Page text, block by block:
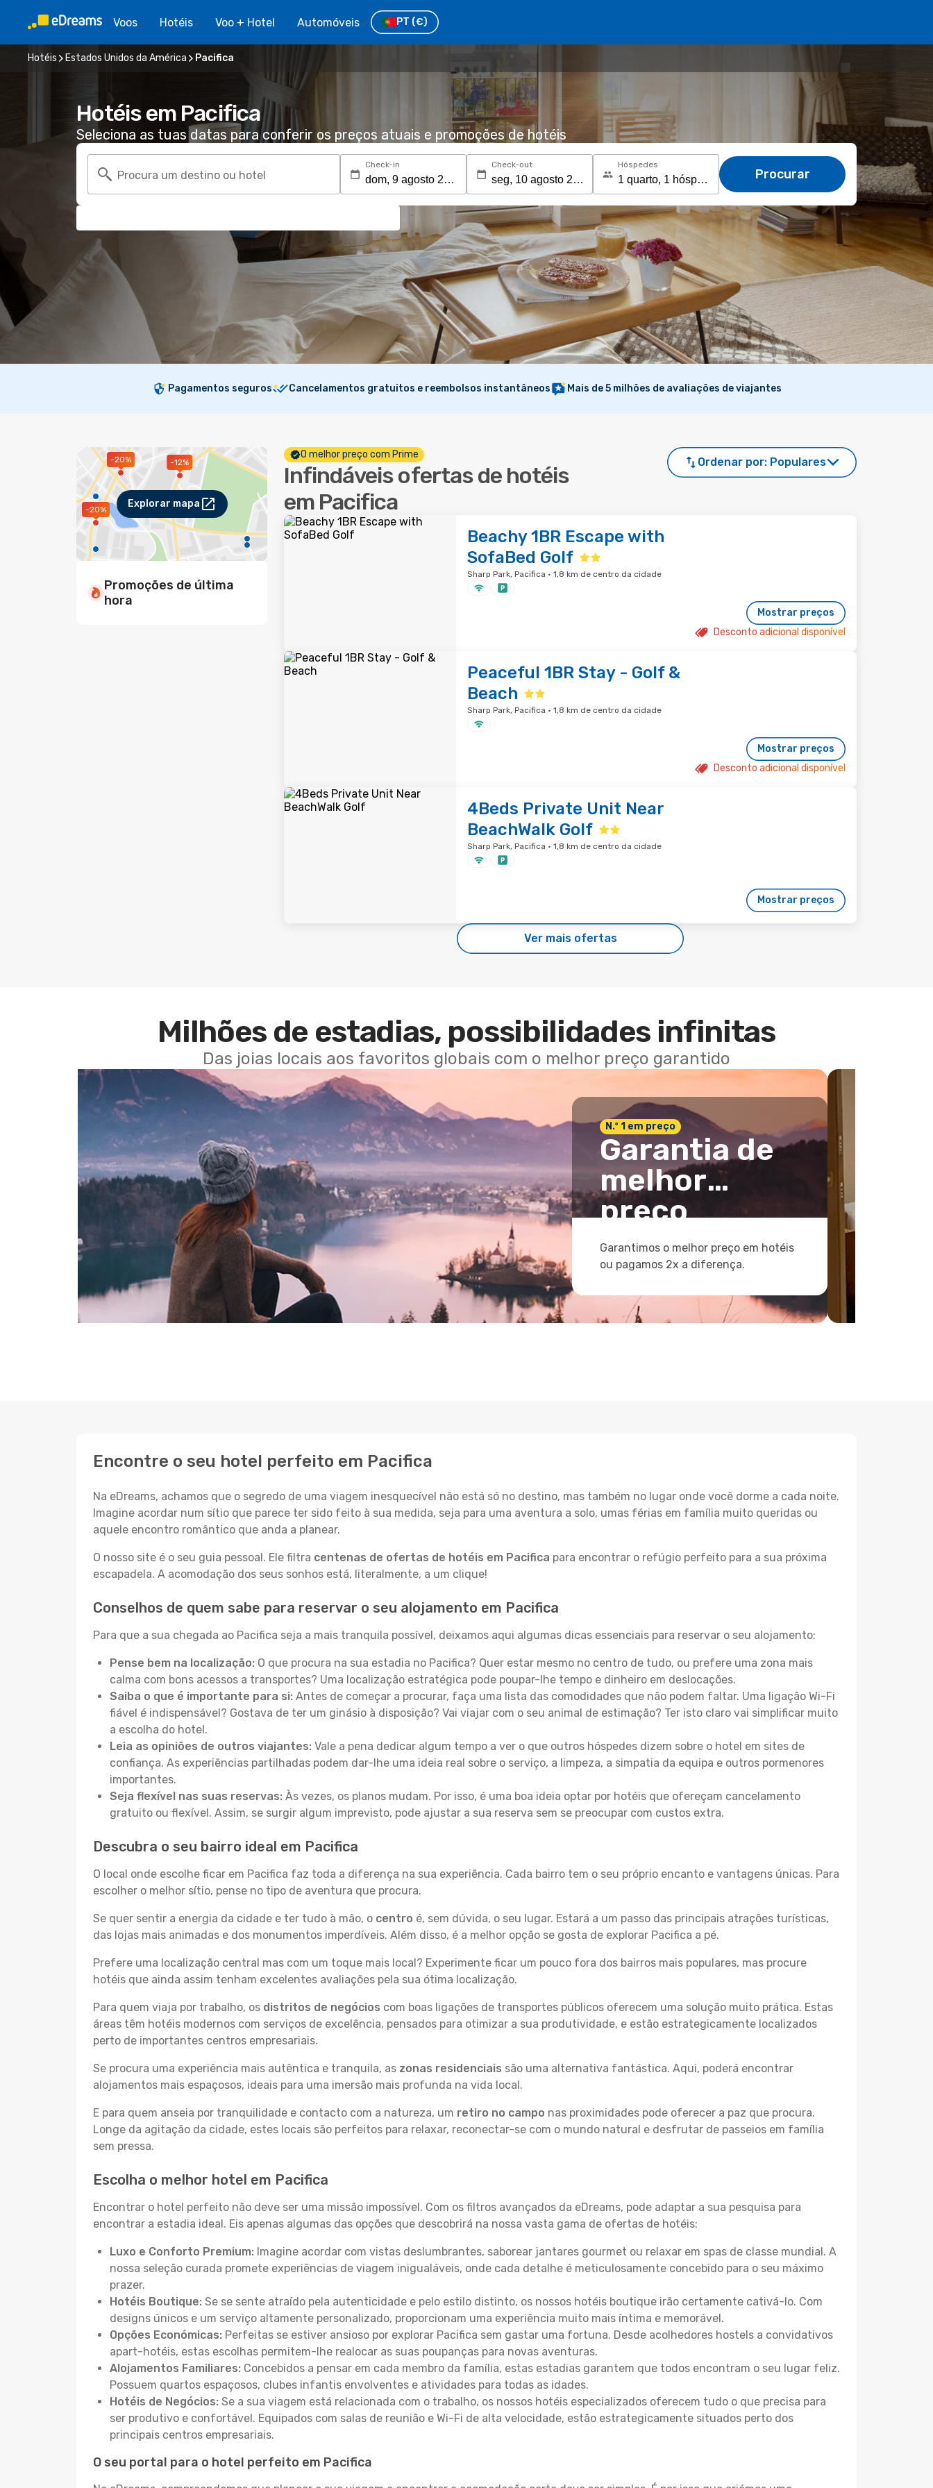
Voos Hotéis Voo + Hotel Automóveis PT (€)
Hotéis Estados Unidos da América Pacifica
Hotéis em Pacifica
Seleciona as tuas datas para conferir os preços atuais e promoções de hotéis
Procura um destino ou hotel
Check-in Check-out Hóspedes
Procurar
Pagamentos seguros Cancelamentos gratuitos e reembolsos instantâneos Mais de 5 milhões de avaliações de viajantes
-20%
-20%
-12%
Explorar mapa
Promoções de última
hora
O melhor preço com Prime
Infindáveis ofertas de hotéis
em Pacifica
Ordenar por: Populares
Beachy 1BR Escape with
SofaBed Golf
Sharp Park, Pacifica · 1,8 km de centro da cidade
Mostrar preços
Desconto adicional disponível
Peaceful 1BR Stay - Golf &
Beach
Sharp Park, Pacifica · 1,8 km de centro da cidade
Mostrar preços
Desconto adicional disponível
4Beds Private Unit Near
BeachWalk Golf
Sharp Park, Pacifica · 1,8 km de centro da cidade
Mostrar preços
Ver mais ofertas
Milhões de estadias, possibilidades infinitas
Das joias locais aos favoritos globais com o melhor preço garantido
N.º 1 em preço
Garantia de
melhor
preço
Garantimos o melhor preço em hotéis
ou pagamos 2x a diferença.
Encontre o seu hotel perfeito em Pacifica
Na eDreams, achamos que o segredo de uma viagem inesquecível não está só no destino, mas também no lugar onde você dorme a cada noite.
Imagine acordar num sítio que parece ter sido feito à sua medida, seja para uma aventura a solo, umas férias em família muito queridas ou
aquele encontro romântico que anda a planear.
O nosso site é o seu guia pessoal. Ele filtra centenas de ofertas de hotéis em Pacifica para encontrar o refúgio perfeito para a sua próxima
escapadela. A acomodação dos seus sonhos está, literalmente, a um clique!
Conselhos de quem sabe para reservar o seu alojamento em Pacifica
Para que a sua chegada ao Pacifica seja a mais tranquila possível, deixamos aqui algumas dicas essenciais para reservar o seu alojamento:
Pense bem na localização: O que procura na sua estadia no Pacifica? Quer estar mesmo no centro de tudo, ou prefere uma zona mais
calma com bons acessos a transportes? Uma localização estratégica pode poupar-lhe tempo e dinheiro em deslocações.
Saiba o que é importante para si: Antes de começar a procurar, faça uma lista das comodidades que não podem faltar. Uma ligação Wi-Fi
fiável é indispensável? Gostava de ter um ginásio à disposição? Vai viajar com o seu animal de estimação? Ter isto claro vai simplificar muito
a escolha do hotel.
Leia as opiniões de outros viajantes: Vale a pena dedicar algum tempo a ver o que outros hóspedes dizem sobre o hotel em sites de
confiança. As experiências partilhadas podem dar-lhe uma ideia real sobre o serviço, a limpeza, a simpatia da equipa e outros pormenores
importantes.
Seja flexível nas suas reservas: Às vezes, os planos mudam. Por isso, é uma boa ideia optar por hotéis que ofereçam cancelamento
gratuito ou flexível. Assim, se surgir algum imprevisto, pode ajustar a sua reserva sem se preocupar com custos extra.
Descubra o seu bairro ideal em Pacifica
O local onde escolhe ficar em Pacifica faz toda a diferença na sua experiência. Cada bairro tem o seu próprio encanto e vantagens únicas. Para
escolher o melhor sítio, pense no tipo de aventura que procura.
Se quer sentir a energia da cidade e ter tudo à mão, o centro é, sem dúvida, o seu lugar. Estará a um passo das principais atrações turísticas,
das lojas mais animadas e dos monumentos imperdíveis. Além disso, é a melhor opção se gosta de explorar Pacifica a pé.
Prefere uma localização central mas com um toque mais local? Experimente ficar um pouco fora dos bairros mais populares, mas procure
hotéis que ainda assim tenham excelentes avaliações pela sua ótima localização.
Para quem viaja por trabalho, os distritos de negócios com boas ligações de transportes públicos oferecem uma solução muito prática. Estas
áreas têm hotéis modernos com serviços de excelência, pensados para otimizar a sua produtividade, e estão estrategicamente localizados
perto de importantes centros empresariais.
Se procura uma experiência mais autêntica e tranquila, as zonas residenciais são uma alternativa fantástica. Aqui, poderá encontrar
alojamentos mais espaçosos, ideais para uma imersão mais profunda na vida local.
E para quem anseia por tranquilidade e contacto com a natureza, um retiro no campo nas proximidades pode oferecer a paz que procura.
Longe da agitação da cidade, estes locais são perfeitos para relaxar, reconectar-se com o mundo natural e desfrutar de passeios em família
sem pressa.
Escolha o melhor hotel em Pacifica
Encontrar o hotel perfeito não deve ser uma missão impossível. Com os filtros avançados da eDreams, pode adaptar a sua pesquisa para
encontrar a estadia ideal. Eis apenas algumas das opções que descobrirá na nossa vasta gama de ofertas de hotéis:
Luxo e Conforto Premium: Imagine acordar com vistas deslumbrantes, saborear jantares gourmet ou relaxar em spas de classe mundial. A
nossa seleção curada promete experiências de viagem inigualáveis, onde cada detalhe é meticulosamente concebido para o seu máximo
prazer.
Hotéis Boutique: Se se sente atraído pela autenticidade e pelo estilo distinto, os nossos hotéis boutique irão certamente cativá-lo. Com
designs únicos e um serviço altamente personalizado, proporcionam uma experiência muito mais íntima e memorável.
Opções Económicas: Perfeitas se estiver ansioso por explorar Pacifica sem gastar uma fortuna. Desde acolhedores hostels a convidativos
apart-hotéis, estas escolhas permitem-lhe realocar as suas poupanças para novas aventuras.
Alojamentos Familiares: Concebidos a pensar em cada membro da família, estas estadias garantem que todos encontram o seu lugar feliz.
Possuem quartos espaçosos, clubes infantis envolventes e atividades para todas as idades.
Hotéis de Negócios: Se a sua viagem está relacionada com o trabalho, os nossos hotéis especializados oferecem tudo o que precisa para
ser produtivo e confortável. Equipados com salas de reunião e Wi-Fi de alta velocidade, estão estrategicamente situados perto dos
principais centros empresariais.
O seu portal para o hotel perfeito em Pacifica